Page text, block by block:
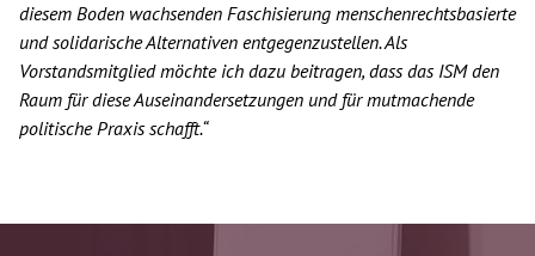
diesem Boden wachsenden Faschisierung menschenrechtsbasierte
und solidarische Alternativen entgegenzustellen. Als
Vorstandsmitglied möchte ich dazu beitragen, dass das ISM den
Raum für diese Auseinandersetzungen und für mutmachende
politische Praxis schafft.“